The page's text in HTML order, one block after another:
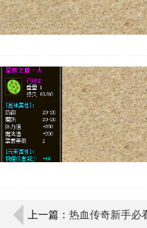
上一篇： 热血传奇新手必